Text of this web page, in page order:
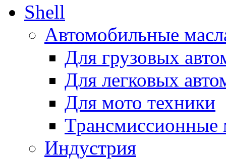
Shell
Автомобильные
Для грузовых
Для легковых
Для мото техники
Трансмиссионные
Индустрия